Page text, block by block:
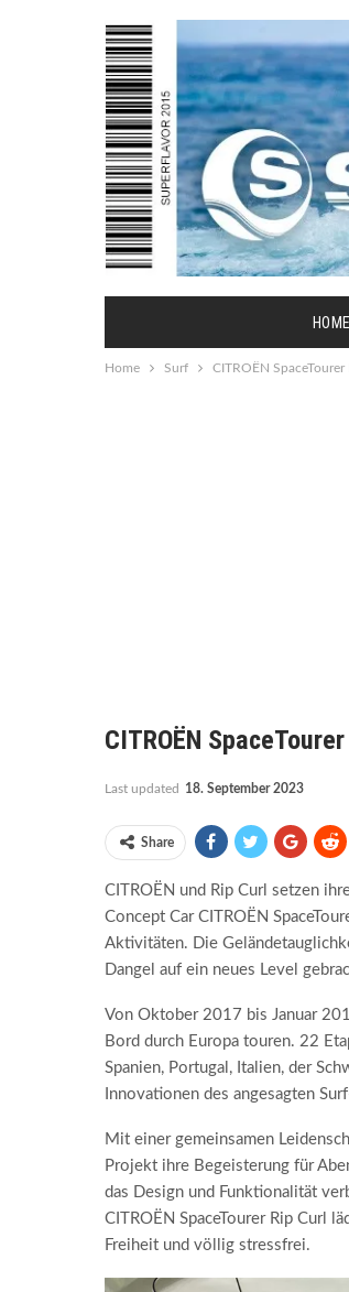
HOME
Home Surf CITROËN
CITROËN
Last updated 18. September 2023
Share
CITROËN und Rip Curl setzen
Concept Car CITROËN
Aktivitäten. Die
Dangel auf ein neues Level
Von Oktober 2017 bis Januar
Bord durch Europa touren. 22
Spanien, Portugal, Italien, der
Innovationen des angesagten
Mit einer gemeinsamen
Projekt ihre Begeisterung für
das Design und Funktionalität
CITROËN SpaceTourer Rip Curl
Freiheit und völlig stressfrei.